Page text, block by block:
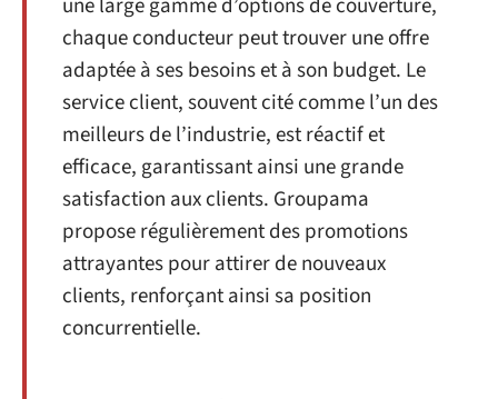
une large gamme d’options de couverture,
chaque conducteur peut trouver une offre
adaptée à ses besoins et à son budget. Le
service client, souvent cité comme l’un des
meilleurs de l’industrie, est réactif et
efficace, garantissant ainsi une grande
satisfaction aux clients. Groupama
propose régulièrement des promotions
attrayantes pour attirer de nouveaux
clients, renforçant ainsi sa position
concurrentielle.